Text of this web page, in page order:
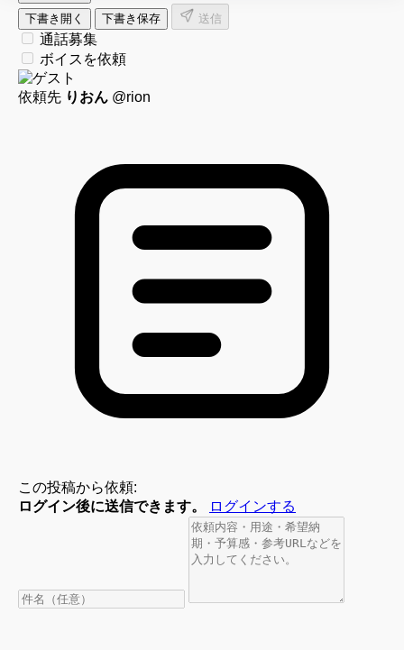
下書き開く
下書き保存 送信
通話募集
ボイスを依頼
依頼先 りおん @rion
この投稿から依頼:
ログイン後に送信できます。
ログインする